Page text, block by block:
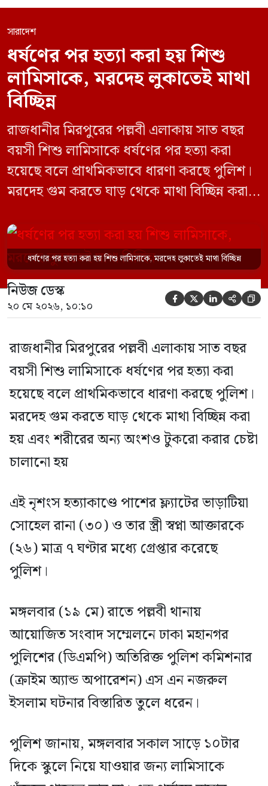
সারাদেশ
ধর্ষণের পর হত্যা করা হয় শিশু
লামিসাকে, মরদেহ লুকাতেই মাথা
বিচ্ছিন্ন
রাজধানীর মিরপুরের পল্লবী এলাকায় সাত বছর
বয়সী শিশু লামিসাকে ধর্ষণের পর হত্যা করা
হয়েছে বলে প্রাথমিকভাবে ধারণা করছে পুলিশ।
মরদেহ গুম করতে ঘাড় থেকে মাথা বিচ্ছিন্ন করা
চালানো হয় এই নৃশংস হত্যাকাণ্ডে পাশের ফ্ল্যাটের
ভাড়াটিয়া সোহেল রানা (৩০) ও তার স্ত্রী স্বপ্না
আক্তারকে (২৬) মাত্র ৭ ঘণ্টার […]
ধর্ষণের পর হত্যা করা হয় শিশু লামিসাকে, মরদেহ লুকাতেই মাথা বিচ্ছিন্ন
নিউজ ডেস্ক
২০ মে ২০২৬, ১০:১০     
রাজধানীর মিরপুরের পল্লবী এলাকায় সাত বছর
বয়সী শিশু লামিসাকে ধর্ষণের পর হত্যা করা
হয়েছে বলে প্রাথমিকভাবে ধারণা করছে পুলিশ।
মরদেহ গুম করতে ঘাড় থেকে মাথা বিচ্ছিন্ন করা
হয় এবং শরীরের অন্য অংশও টুকরো করার চেষ্টা
চালানো হয়
এই নৃশংস হত্যাকাণ্ডে পাশের ফ্ল্যাটের ভাড়াটিয়া
সোহেল রানা (৩০) ও তার স্ত্রী স্বপ্না আক্তারকে
(২৬) মাত্র ৭ ঘণ্টার মধ্যে গ্রেপ্তার করেছে
পুলিশ।
মঙ্গলবার (১৯ মে) রাতে পল্লবী থানায়
আয়োজিত সংবাদ সম্মেলনে ঢাকা মহানগর
পুলিশের (ডিএমপি) অতিরিক্ত পুলিশ কমিশনার
(ক্রাইম অ্যান্ড অপারেশন) এস এন নজরুল
ইসলাম ঘটনার বিস্তারিত তুলে ধরেন।
পুলিশ জানায়, মঙ্গলবার সকাল সাড়ে ১০টার
দিকে স্কুলে নিয়ে যাওয়ার জন্য লামিসাকে